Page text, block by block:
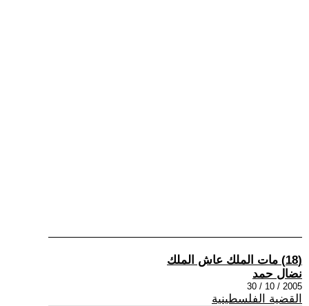
(18) مات الملك عاش الملك
نضال حمد
2005 / 10 / 30
القضية الفلسطينية